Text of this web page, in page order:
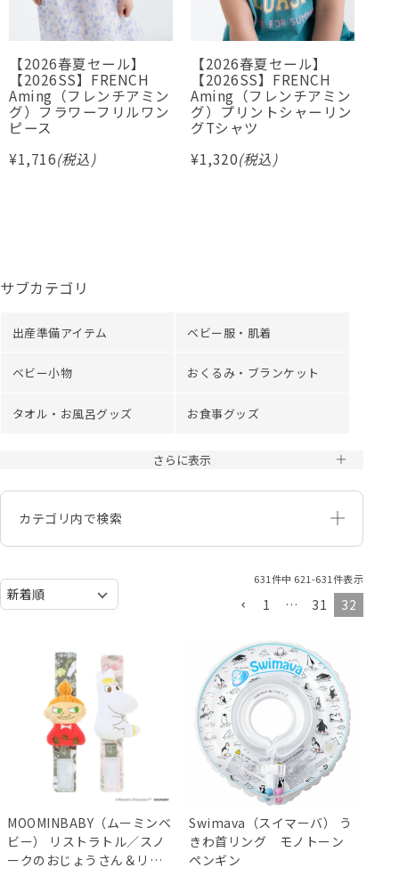
【2026春夏セール】
【2026SS】FRENCH
Aming（フレンチアミン
グ）フラワーフリルワン
ピース
¥1,716(税込)
【2026春夏セール】
【2026SS】FRENCH
Aming（フレンチアミン
グ）プリントシャーリン
グTシャツ
¥1,320(税込)
サブカテゴリ
出産準備アイテム ベビー服・肌着
ベビー小物 おくるみ・ブランケット
タオル・お風呂グッズ お食事グッズ
さらに表示
カテゴリ内で検索
631件中 621-631件表示
1 … 31 32
MOOMINBABY（ムーミンベ
ビー） リストラトル／スノ
ークのおじょうさん＆リト
Swimava（スイマーバ） う
きわ首リング モノトーン
ペンギン